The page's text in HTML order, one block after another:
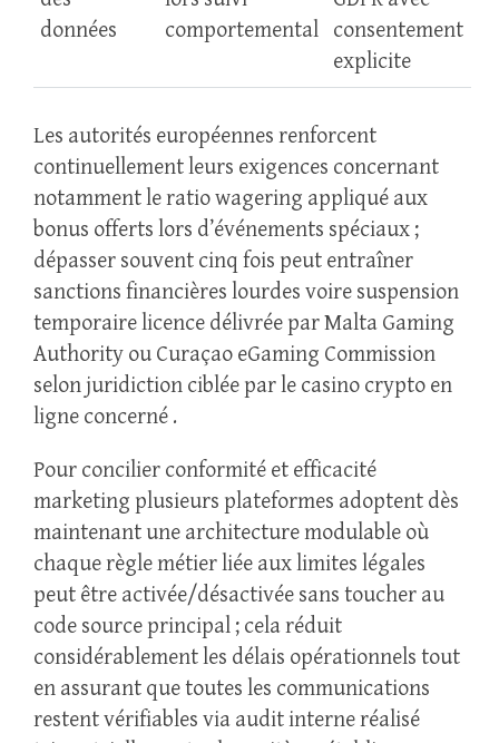
données
comportemental
consentement
explicite
Les autorités européennes renforcent
continuellement leurs exigences concernant
notamment le ratio wagering appliqué aux
bonus offerts lors d’événements spéciaux ;
dépasser souvent cinq fois peut entraîner
sanctions financières lourdes voire suspension
temporaire licence délivrée par Malta Gaming
Authority ou Curaçao eGaming Commission
selon juridiction ciblée par le casino crypto en
ligne concerné .
Pour concilier conformité et efficacité
marketing plusieurs plateformes adoptent dès
maintenant une architecture modulable où
chaque règle métier liée aux limites légales
peut être activée/désactivée sans toucher au
code source principal ; cela réduit
considérablement les délais opérationnels tout
en assurant que toutes les communications
restent vérifiables via audit interne réalisé